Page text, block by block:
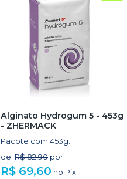
Alginato Hydrogum 5 - 453g
- ZHERMACK
Pacote com 453g.
de: R$ 82,90 por:
R$ 69,60 no Pix